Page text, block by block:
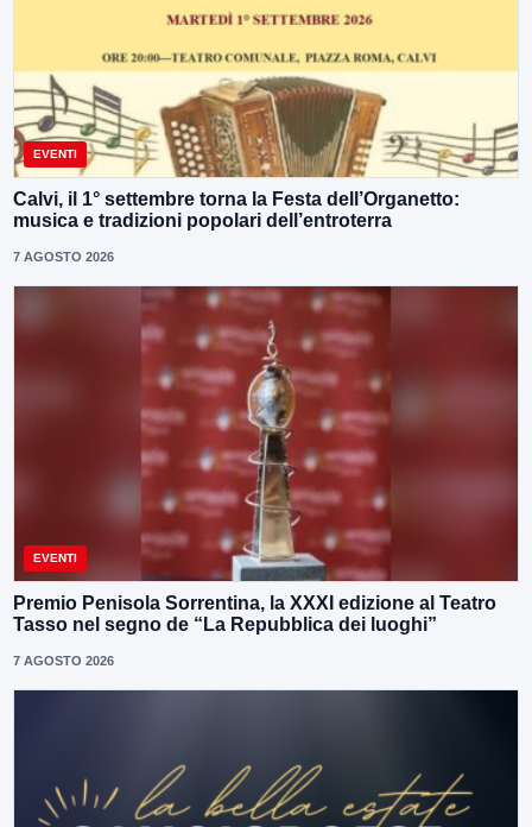
EVENTI
Calvi, il 1° settembre torna la Festa dell’Organetto:
musica e tradizioni popolari dell’entroterra
7 AGOSTO 2026
EVENTI
Premio Penisola Sorrentina, la XXXI edizione al Teatro
Tasso nel segno de “La Repubblica dei luoghi”
7 AGOSTO 2026